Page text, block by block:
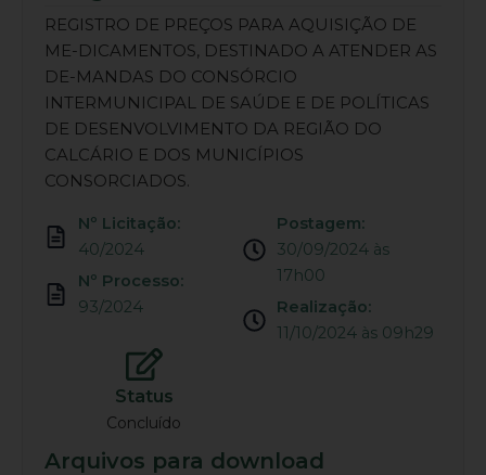
REGISTRO DE PREÇOS PARA AQUISIÇÃO DE
ME-DICAMENTOS, DESTINADO A ATENDER AS
DE-MANDAS DO CONSÓRCIO
INTERMUNICIPAL DE SAÚDE E DE POLÍTICAS
DE DESENVOLVIMENTO DA REGIÃO DO
CALCÁRIO E DOS MUNICÍPIOS
CONSORCIADOS.
Nº Licitação:
40/2024
Nº Processo:
93/2024
Postagem:
30/09/2024 às
17h00
Realização:
11/10/2024 às 09h29
Status
Concluído
Arquivos para download